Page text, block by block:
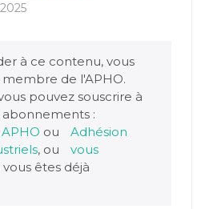
à ce contenu, vous
de l'APHO.
pouvez souscrire à
abonnements :
ou
Adhésion
, ou
vous
êtes déjà